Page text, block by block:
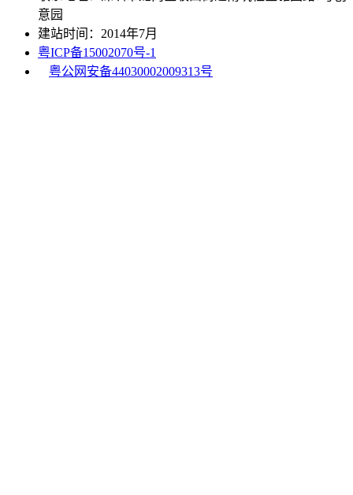
意园
建站时间：2014年7月
粤ICP备15002070号-1
粤公网安备44030002009313号